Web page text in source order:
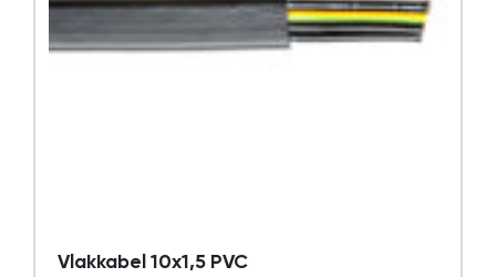
Vlakkabel 10x1,5 PVC